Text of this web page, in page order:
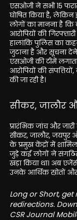
एसओजी ने सभी 15
घोषित किया है,
लोगों का मानना है
आरोपियों की
हालांकि पुलिस का
जुटाना है और सूचना देने
एसओजी की टीमें
आरोपियों की
की जा रही है।
सीकर, जालौर
प्रारंभिक जांच और
सीकर, जालौर, जयपुर
के प्रमुख केंद्रों में
जुड़े कई लोगों ने संगठित
खड़ा किया था। अब
उनके आर्थिक स्रोतों
Long or Short, get
redirections.
CSR Journal